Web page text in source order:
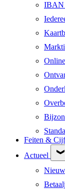
IBAN
Feiten &
Actueel